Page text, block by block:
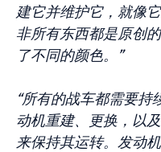
建它并维护它，就像
非所有东西都是原创
了不同的颜色。”
“所有的战车都需要
动机重建、更换，以
来保持其运转。发动